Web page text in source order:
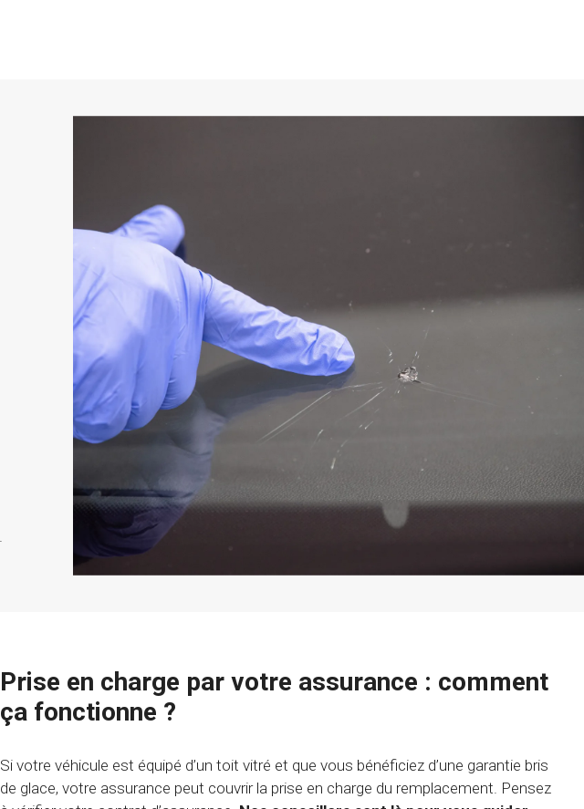
Prise en charge par votre assurance : comment
ça fonctionne ?
Si votre véhicule est équipé d’un toit vitré et que vous bénéficiez d’une garantie bris
de glace, votre assurance peut couvrir la prise en charge du remplacement. Pensez